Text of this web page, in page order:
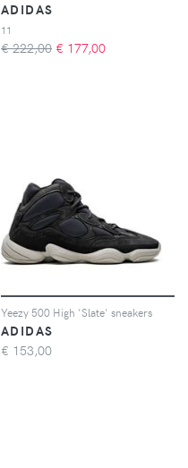
ADIDAS
11
€ 222,00 € 177,00
Yeezy 500 High 'Slate' sneakers
ADIDAS
€ 153,00